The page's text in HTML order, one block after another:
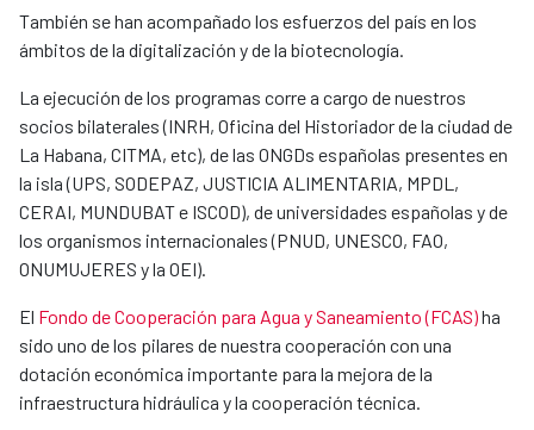
También se han acompañado los esfuerzos del país en los
ámbitos de la digitalización y de la biotecnología.
La ejecución de los programas corre a cargo de nuestros
socios bilaterales (INRH, Oficina del Historiador de la ciudad de
La Habana, CITMA, etc), de las ONGDs españolas presentes en
la isla (UPS, SODEPAZ, JUSTICIA ALIMENTARIA, MPDL,
CERAI, MUNDUBAT e ISCOD), de universidades españolas y de
los organismos internacionales (PNUD, UNESCO, FAO,
ONUMUJERES y la OEI).
El Fondo de Cooperación para Agua y Saneamiento (FCAS)ha
sido uno de los pilares de nuestra cooperación con una
dotación económica importante para la mejora de la
infraestructura hidráulica y la cooperación técnica.